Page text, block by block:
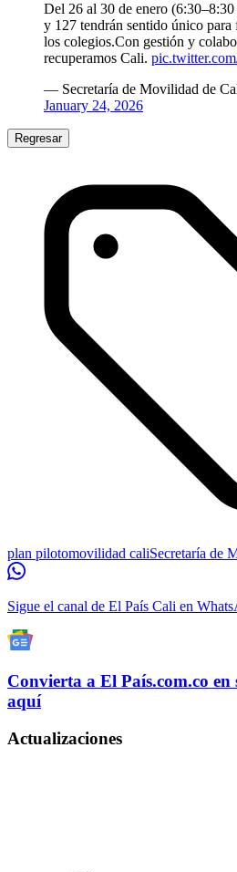
Del 26 al 30 de enero (6:30–8:30
y 127 tendrán sentido único para
los colegios.Con gestión y
recuperamos Cali.
— Secretaría de Movilidad de
January 24, 2026
Regresar
plan pilotomovilidad caliSecretaría de
Sigue el canal de El País Cali en
Convierta a El País.com.co en
aquí
Actualizaciones